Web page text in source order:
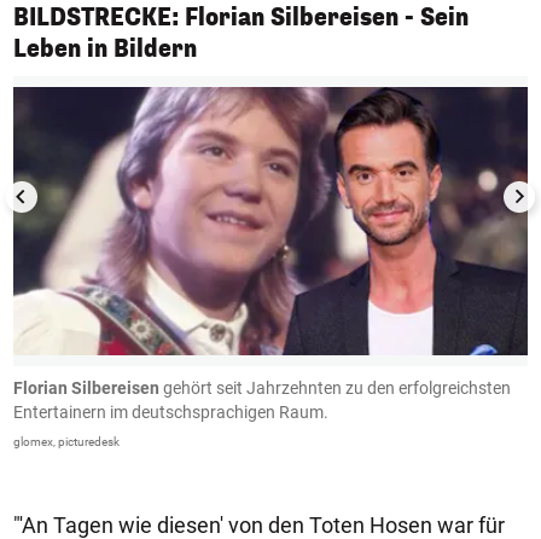
BILDSTRECKE: Florian Silbereisen - Sein
Leben in Bildern
1/17
Florian Silbereisen gehört seit Jahrzehnten zu den erfolgreichsten
Entertainern im deutschsprachigen Raum.
glomex, picturedesk
"'An Tagen wie diesen' von den Toten Hosen war für